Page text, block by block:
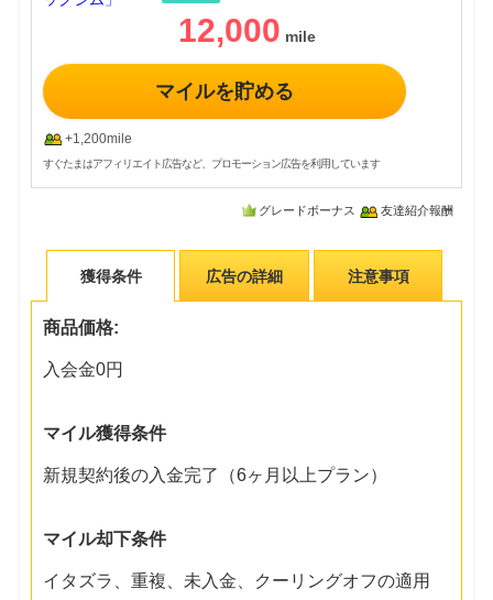
12,000
マイルを貯める
+1,200mile
すぐたまはアフィリエイト広告など、プロモーション広告を利用しています
グレードボーナス 友達紹介報酬
獲得条件 広告の詳細 注意事項
商品価格:
入会金0円
マイル獲得条件
新規契約後の入金完了（6ヶ月以上プラン）
マイル却下条件
イタズラ、重複、未入金、クーリングオフの適用